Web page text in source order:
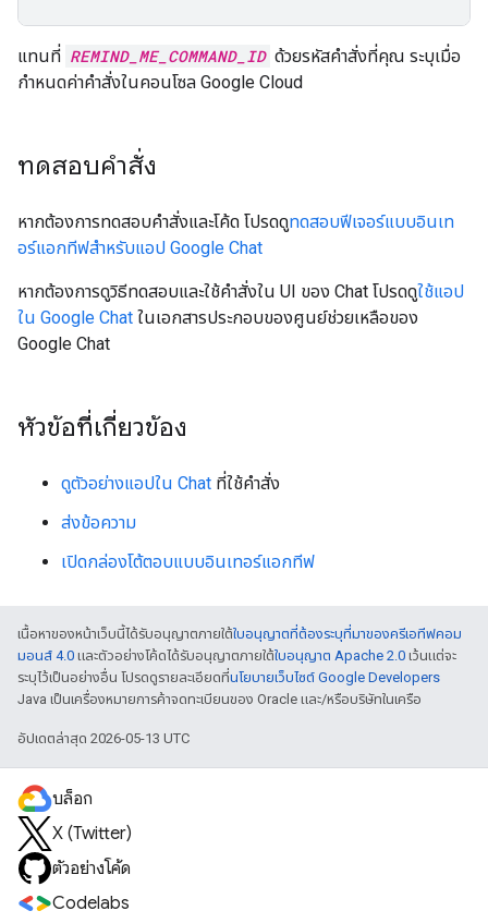
แทนที่ REMIND_ME_COMMAND_ID ด้วยรหัสคำสั่งที่คุณ ระบุเมื่อ
กำหนดค่าคำสั่งในคอนโซล Google Cloud
ทดสอบคำสั่ง
หากต้องการทดสอบคำสั่งและโค้ด โปรดดูทดสอบฟีเจอร์แบบอินเท
อร์แอกทีฟสำหรับแอป Google Chat
หากต้องการดูวิธีทดสอบและใช้คำสั่งใน UI ของ Chat โปรดดูใช้แอป
ใน Google Chat ในเอกสารประกอบของศูนย์ช่วยเหลือของ
Google Chat
หัวข้อที่เกี่ยวข้อง
ดูตัวอย่างแอปใน Chat ที่ใช้คำสั่ง
ส่งข้อความ
เปิดกล่องโต้ตอบแบบอินเทอร์แอกทีฟ
เนื้อหาของหน้าเว็บนี้ได้รับอนุญาตภายใต้ใบอนุญาตที่ต้องระบุที่มาของครีเอทีฟคอม
มอนส์ 4.0 และตัวอย่างโค้ดได้รับอนุญาตภายใต้ใบอนุญาต Apache 2.0 เว้นแต่จะ
ระบุไว้เป็นอย่างอื่น โปรดดูรายละเอียดที่นโยบายเว็บไซต์ Google Developers
Java เป็นเครื่องหมายการค้าจดทะเบียนของ Oracle และ/หรือบริษัทในเครือ
อัปเดตล่าสุด 2026-05-13 UTC
บล็อก
X (Twitter)
ตัวอย่างโค้ด
Codelabs